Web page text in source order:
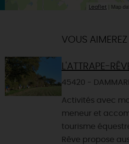
Leaflet | Map
VOUS AIMEREZ
L'ATTRAPE-
45420 -
Activités avec
meneur et
tourisme
Rêve propose